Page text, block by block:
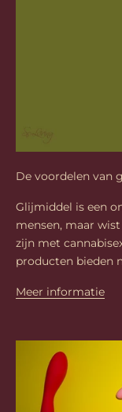
De voordelen van
Glijmiddel is een
mensen, maar
zijn met
producten bieden
Meer informatie